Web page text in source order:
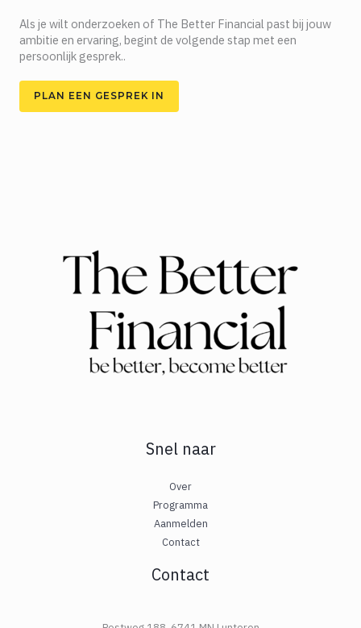
Als je wilt onderzoeken of The Better Financial past bij jouw
ambitie en ervaring, begint de volgende stap met een
persoonlijk gesprek..
PLAN EEN GESPREK IN
Snel naar
Over
Programma
Aanmelden
Contact
Contact